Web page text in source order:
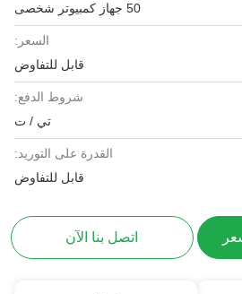
50 جهاز كمبيوتر شخصى
السعر:
قابل للتفاوض
شروط الدفع:
تي / ت
القدرة على التوريد:
قابل للتفاوض
اتصل بنا الآن